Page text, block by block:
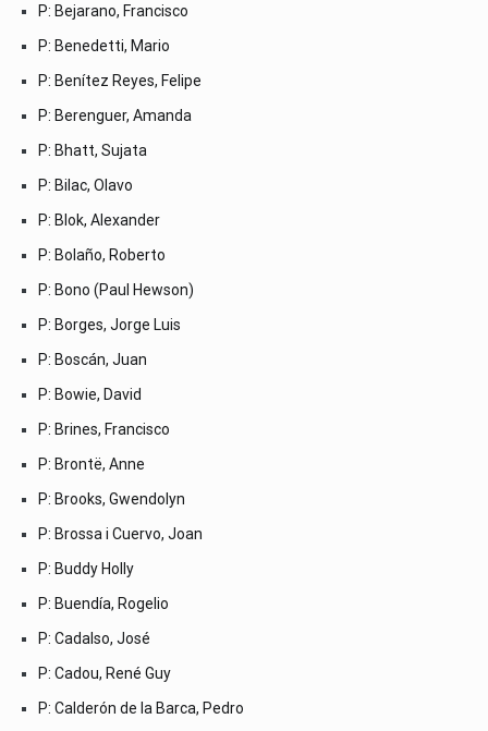
P: Bejarano, Francisco
P: Benedetti, Mario
P: Benítez Reyes, Felipe
P: Berenguer, Amanda
P: Bhatt, Sujata
P: Bilac, Olavo
P: Blok, Alexander
P: Bolaño, Roberto
P: Bono (Paul Hewson)
P: Borges, Jorge Luis
P: Boscán, Juan
P: Bowie, David
P: Brines, Francisco
P: Brontë, Anne
P: Brooks, Gwendolyn
P: Brossa i Cuervo, Joan
P: Buddy Holly
P: Buendía, Rogelio
P: Cadalso, José
P: Cadou, René Guy
P: Calderón de la Barca, Pedro